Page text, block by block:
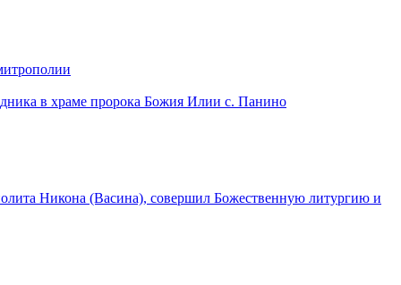
в храме пророка Божия Илии с. Панино
Никона (Васина), совершил Божественную литургию и